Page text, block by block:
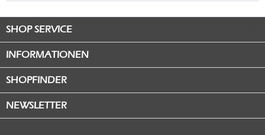
SHOP SERVICE
INFORMATIONEN
SHOPFINDER
NEWSLETTER